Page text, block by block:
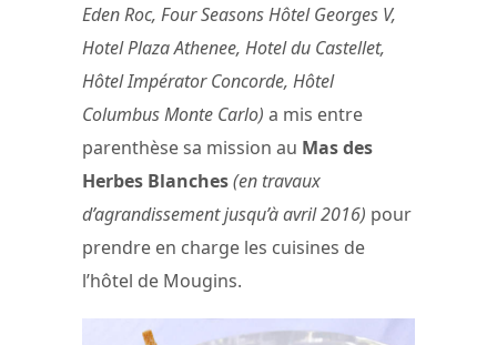
Eden Roc, Four Seasons Hôtel Georges V,
Hotel Plaza Athenee, Hotel du Castellet,
Hôtel Impérator Concorde, Hôtel
Columbus Monte Carlo) a mis entre
parenthèse sa mission au Mas des
Herbes Blanches(en travaux
d’agrandissement jusqu’à avril 2016) pour
prendre en charge les cuisines de
l’hôtel de Mougins.